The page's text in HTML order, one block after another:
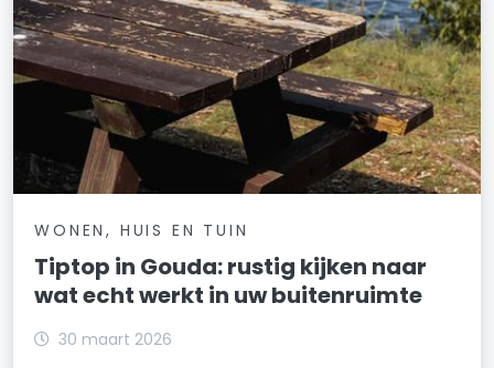
WONEN, HUIS EN TUIN
Tiptop in Gouda: rustig kijken naar
wat echt werkt in uw buitenruimte
30 maart 2026